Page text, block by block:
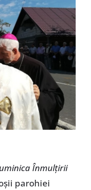
Înmulțirii
parohiei